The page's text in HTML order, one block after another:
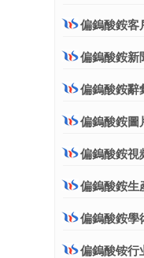
偏鎢酸銨客
偏鎢酸銨新
偏鎢酸銨辭
偏鎢酸銨圖
偏鎢酸銨視
偏鎢酸銨生
偏鎢酸銨學
偏鎢酸铵行